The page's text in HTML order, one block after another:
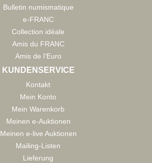
Bulletin numismatique
e-FRANC
Collection idéale
Amis du FRANC
Amis de l'Euro
KUNDENSERVICE
Kontakt
Mein Konto
Mein Warenkorb
Meinen e-Auktionen
Meinen e-live Auktionen
Mailing-Listen
Lieferung